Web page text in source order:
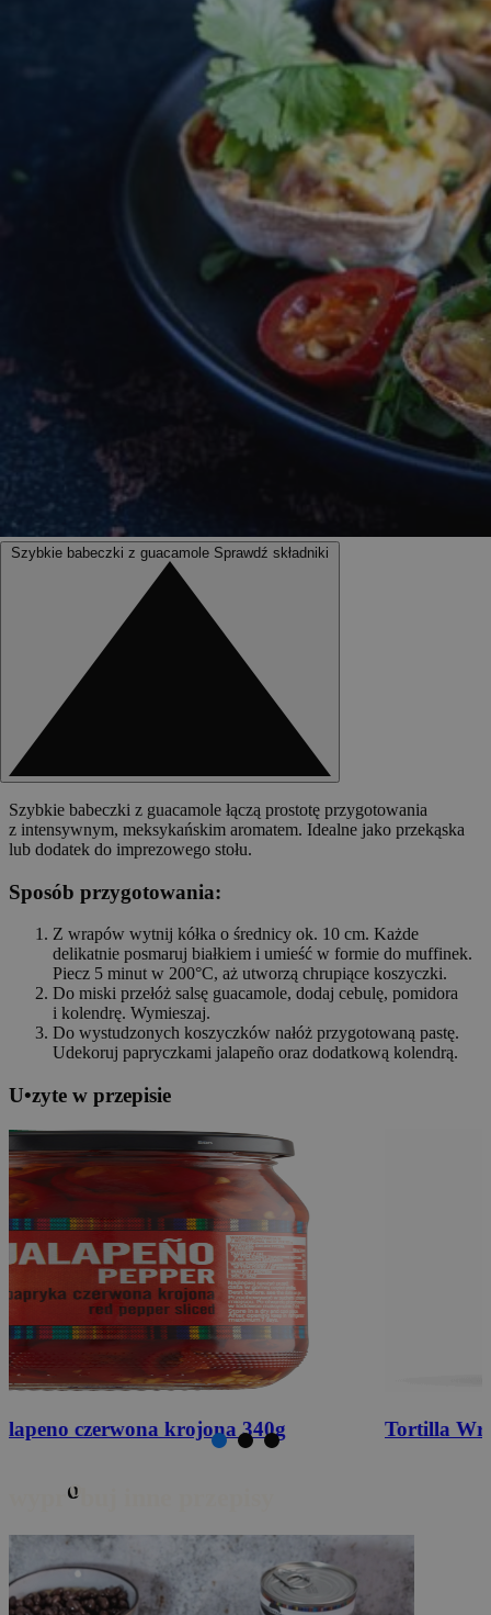
Szybkie babeczki z guacamole Sprawdź składniki
Szybkie babeczki z guacamole łączą prostotę przygotowania
z intensywnym, meksykańskim aromatem. Idealne jako przekąska
lub dodatek do imprezowego stołu.
Sposób przygotowania:
Z wrapów wytnij kółka o średnicy ok. 10 cm. Każde
delikatnie posmaruj białkiem i umieść w formie do muffinek.
Piecz 5 minut w 200°C, aż utworzą chrupiące koszyczki.
Do miski przełóż salsę guacamole, dodaj cebulę, pomidora
i kolendrę. Wymieszaj.
Do wystudzonych koszyczków nałóż przygotowaną pastę.
Udekoruj papryczkami jalapeño oraz dodatkową kolendrą.
U•zyte w przepisie
Tortilla Wrap Wieloziarnisty 25cm 4szt. 240g
o